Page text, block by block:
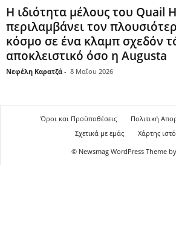
Η ιδιότητα μέλους του Quail
περιλαμβάνει τον
κόσμο σε ένα κλαμπ σχεδόν
αποκλειστικό όσο η Augusta
Νεφέλη Καρατζά - 8 Μαΐου 2026
Όροι και Προϋποθέσεις Πολιτική
Σχετικά με εμάς
Χάρτης
© Newsmag WordPress Theme